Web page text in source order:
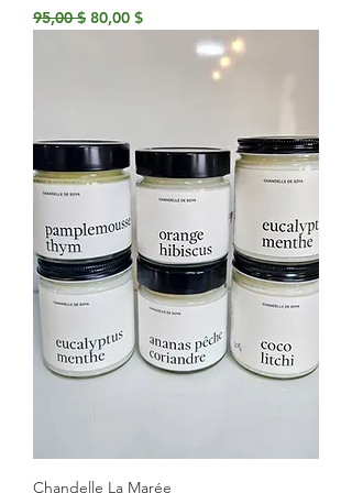
Prix original
95,00 $ Prix promotionnel
80,00 $
Chandelle La Marée